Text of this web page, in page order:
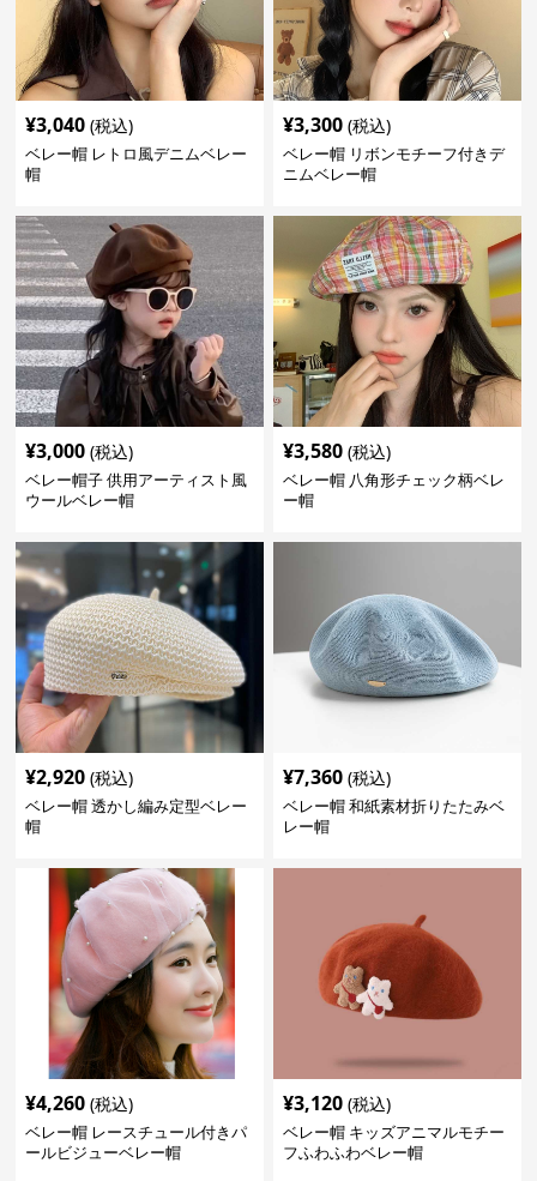
¥3,040 (税込)
ベレー帽 レトロ風デニムベレー
帽
¥3,300 (税込)
ベレー帽 リボンモチーフ付きデ
ニムベレー帽
¥3,000 (税込)
ベレー帽子 供用アーティスト風
ウールベレー帽
¥3,580 (税込)
ベレー帽 八角形チェック柄ベレ
ー帽
¥2,920 (税込)
ベレー帽 透かし編み定型ベレー
帽
¥7,360 (税込)
ベレー帽 和紙素材折りたたみベ
レー帽
¥4,260 (税込)
ベレー帽 レースチュール付きパ
ールビジューベレー帽
¥3,120 (税込)
ベレー帽 キッズアニマルモチー
フふわふわベレー帽